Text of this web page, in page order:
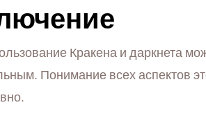
Кракена и даркнета
Понимание всех аспектов